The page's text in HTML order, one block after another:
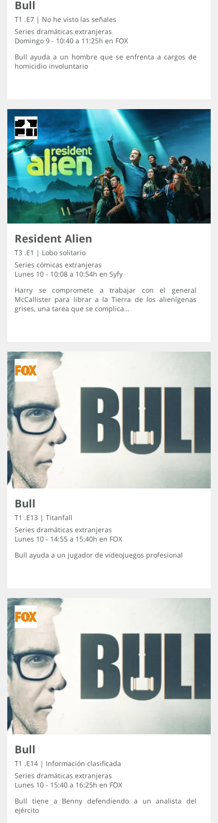
Bull
T1 .E7 | No he visto las señales
Series dramáticas extranjeras
Domingo 9 - 10:40 a 11:25h en FOX
Bull ayuda a un hombre que se enfrenta a cargos de
homicidio involuntario
Resident Alien
T3 .E1 | Lobo solitario
Series cómicas extranjeras
Lunes 10 - 10:08 a 10:54h en Syfy
Harry se compromete a trabajar con el general
McCallister para librar a la Tierra de los alienígenas
grises, una tarea que se complica…
Bull
T1 .E13 | Titanfall
Series dramáticas extranjeras
Lunes 10 - 14:55 a 15:40h en FOX
Bull ayuda a un jugador de videojuegos profesional
Bull
T1 .E14 | Información clasificada
Series dramáticas extranjeras
Lunes 10 - 15:40 a 16:25h en FOX
Bull tiene a Benny defendiendo a un analista del
ejército